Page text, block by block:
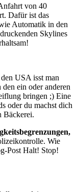
von 40
Dafür ist das
Automatik in den
Skylines
USA isst man
ein oder anderen
bringen ;) Eine
oder du machst dich
Bäckerei.
Wie
Post Halt! Stop!